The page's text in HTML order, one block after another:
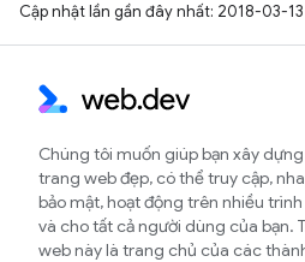
Cập nhật lần gần đây nhất: 2018-03-13
Chúng tôi muốn giúp bạn xây
trang web đẹp, có thể truy cập,
bảo mật, hoạt động trên nhiều
và cho tất cả người dùng của bạn.
web này là trang chủ của các